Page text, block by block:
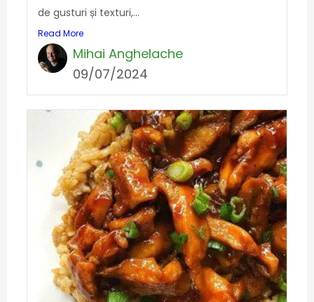
de gusturi și texturi,...
Read More
Mihai Anghelache
09/07/2024